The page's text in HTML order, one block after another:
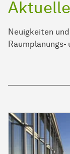
Neuigkeiten